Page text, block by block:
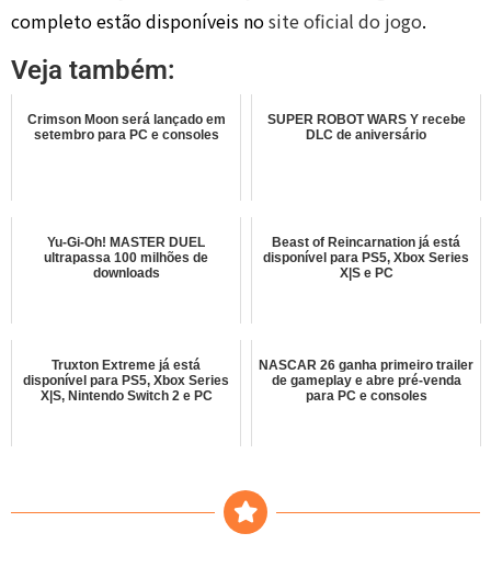
completo estão disponíveis nosite oficial do jogo.
Veja também:
Crimson Moon será lançado em
setembro para PC e consoles
SUPER ROBOT WARS Y recebe
DLC de aniversário
Yu-Gi-Oh! MASTER DUEL
ultrapassa 100 milhões de
downloads
Beast of Reincarnation já está
disponível para PS5, Xbox Series
X|S e PC
Truxton Extreme já está
disponível para PS5, Xbox Series
X|S, Nintendo Switch 2 e PC
NASCAR 26 ganha primeiro trailer
de gameplay e abre pré-venda
para PC e consoles